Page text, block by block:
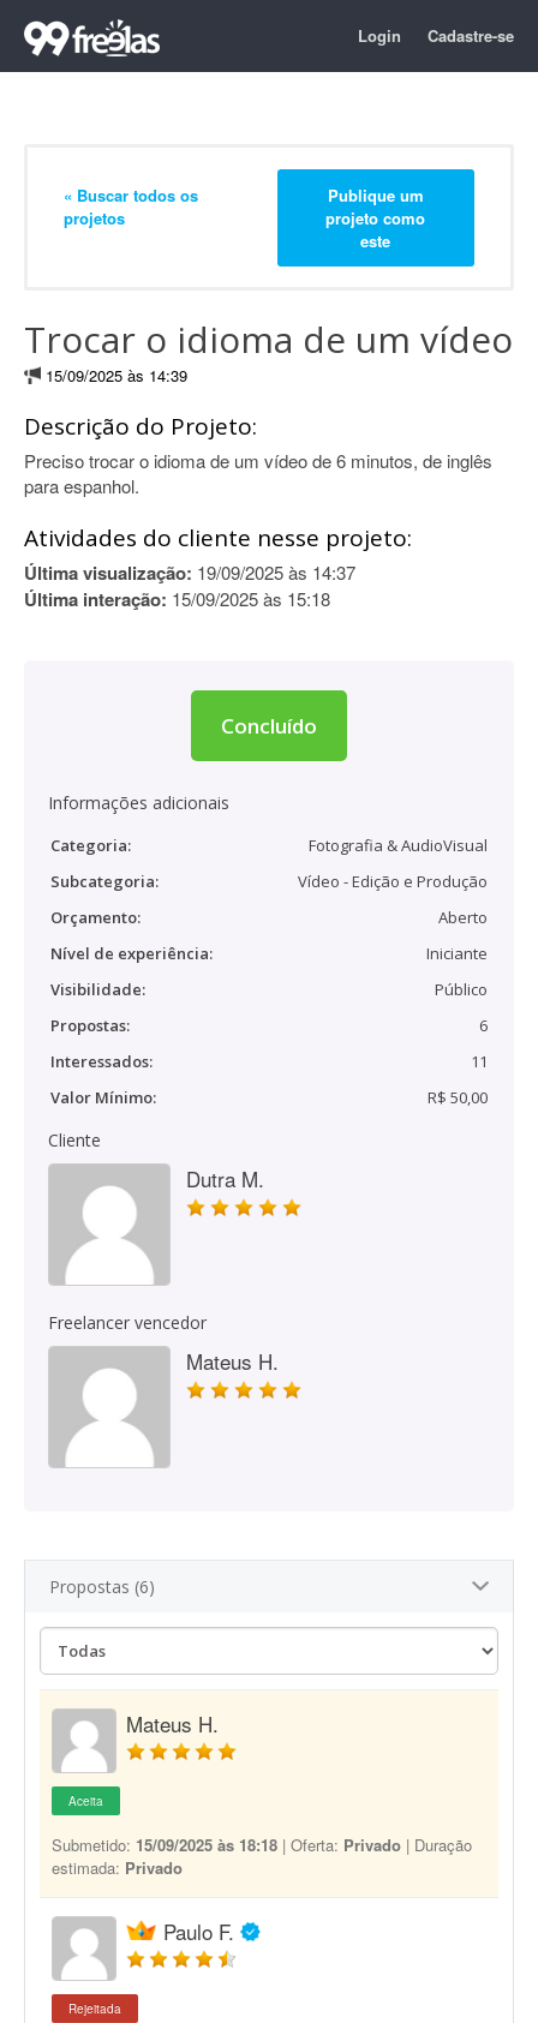
Login Cadastre-se
« Buscar todos os
projetos
Publique um
projeto como
este
Trocar o idioma de um vídeo
15/09/2025 às 14:39
Descrição do Projeto:
Preciso trocar o idioma de um vídeo de 6 minutos, de inglês
para espanhol.
Atividades do cliente nesse projeto:
Última visualização: 19/09/2025 às 14:37
Última interação: 15/09/2025 às 15:18
Concluído
Informações adicionais
Categoria:
Fotografia & AudioVisual
Subcategoria:
Vídeo - Edição e Produção
Orçamento:
Aberto
Nível de experiência:
Iniciante
Visibilidade:
Público
Propostas:
6
Interessados:
11
Valor Mínimo:
R$ 50,00
Cliente
Dutra M.
Freelancer vencedor
Mateus H.
Propostas (6)
Mateus H.
Aceita
Submetido: 15/09/2025 às 18:18 | Oferta: Privado | Duração
estimada: Privado
Paulo F.
Rejeitada